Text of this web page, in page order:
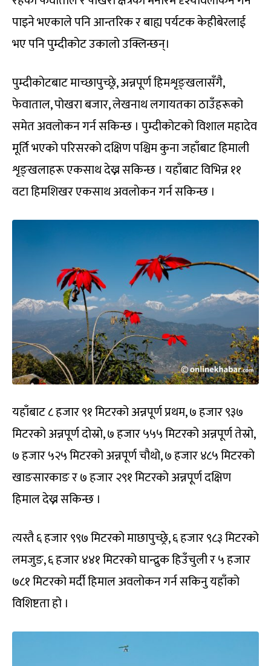
पाइने भएकाले पनि आन्तरिक र बाह्य पर्यटक केहीबेरलाई
भए पनि पुम्दीकोट उकालो उक्लिन्छन्।
पुम्दीकोटबाट माच्छापुच्छ्रे, अन्नपूर्ण हिमशृङ्खलासँगै,
फेवाताल, पोखरा बजार, लेखनाथ लगायतका ठाउँहरूको
समेत अवलोकन गर्न सकिन्छ । पुम्दीकोटको विशाल महादेव
मूर्ति भएको परिसरको दक्षिण पश्चिम कुना जहाँबाट हिमाली
शृङ्खलाहरू एकसाथ देख्न सकिन्छ । यहाँबाट विभिन्न ११
वटा हिमशिखर एकसाथ अवलोकन गर्न सकिन्छ ।
यहाँबाट ८ हजार ९१ मिटरको अन्नपूर्ण प्रथम, ७ हजार ९३७
मिटरको अन्नपूर्ण दोस्रो, ७ हजार ५५५ मिटरको अन्नपूर्ण तेस्रो,
७ हजार ५२५ मिटरको अन्नपूर्ण चौथो, ७ हजार ४८५ मिटरको
खाङसारकाङ र ७ हजार २९१ मिटरको अन्नपूर्ण दक्षिण
हिमाल देख्न सकिन्छ ।
त्यस्तै ६ हजार ९९७ मिटरको माछापुच्छ्रे, ६ हजार ९८३ मिटरको
लमजुङ, ६ हजार ४४१ मिटरको घान्द्रुक हिउँचुली र ५ हजार
७८१ मिटरको मर्दी हिमाल अवलोकन गर्न सकिनु यहाँको
विशिष्टता हो ।